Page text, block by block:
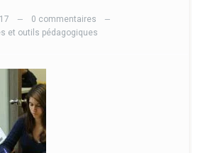
— 0 commentaires —
et outils pédagogiques